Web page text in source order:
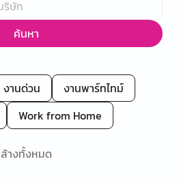
ค้นหา
งานด่วน
งานพาร์ทไทม์
Work from Home
ล้างทั้งหมด